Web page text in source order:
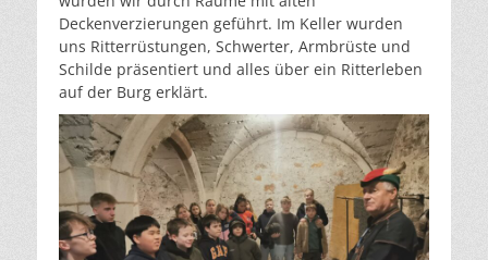
Deckenverzierungen geführt. Im Keller wurden
uns Ritterrüstungen, Schwerter, Armbrüste und
Schilde präsentiert und alles über ein Ritterleben
auf der Burg erklärt.